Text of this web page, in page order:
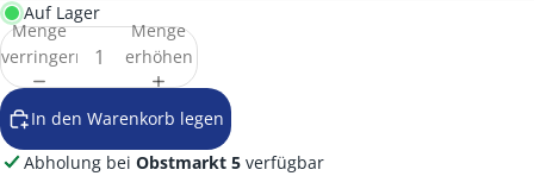
Auf Lager
Menge
verringern
Menge
erhöhen
In den Warenkorb legen
Abholung bei Obstmarkt 5 verfügbar